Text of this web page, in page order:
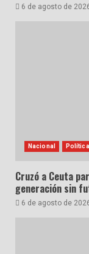
6 de agosto de
Nacional Política
Cruzó a Ceuta
generación sin
6 de agosto de